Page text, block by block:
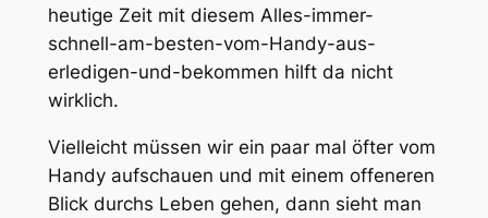
heutige Zeit mit diesem Alles-immer-
schnell-am-besten-vom-Handy-aus-
erledigen-und-bekommen hilft da nicht
wirklich.
Vielleicht müssen wir ein paar mal öfter vom
Handy aufschauen und mit einem offeneren
Blick durchs Leben gehen, dann sieht man